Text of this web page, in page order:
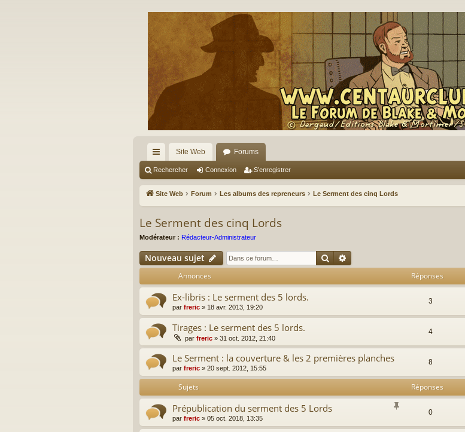
cc
ès
ra
pi
de
Site Web Forums
Rechercher Connexion S’enregistrer
Site Web Forum Les albums des repreneurs Le Serment des cinq Lords
Le Serment des cinq Lords
Modérateur : Rédacteur-Administrateur
Nouveau sujet Rechercher
Annonces Réponses
Ex-libris : Le serment des 5 lords.
par freric » 18 avr. 2013, 19:20
3
Tirages : Le serment des 5 lords.
par freric » 31 oct. 2012, 21:40
4
Le Serment : la couverture & les 2 premières planches
par freric » 20 sept. 2012, 15:55
8
Sujets Réponses
Prépublication du serment des 5 Lords
par freric » 05 oct. 2018, 13:35
0